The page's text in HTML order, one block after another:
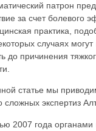
патрон
за счет болевого
практика,
случаях
до причинения
статье мы
сложных экспертиз
2007 года органами